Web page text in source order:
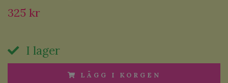
325 kr
I lager
LÄGG I KORGEN